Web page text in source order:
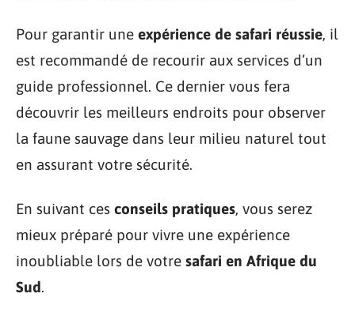
Pour garantir une expérience de safari réussie, il
est recommandé de recourir aux services d’un
guide professionnel. Ce dernier vous fera
découvrir les meilleurs endroits pour observer
la faune sauvage dans leur milieu naturel tout
en assurant votre sécurité.
En suivant ces conseils pratiques, vous serez
mieux préparé pour vivre une expérience
inoubliable lors de votre safari en Afrique du
Sud.